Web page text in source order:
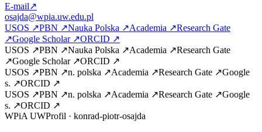
E-mail↗
osajda@wpia.uw.edu.pl
USOS ↗PBN ↗Nauka Polska ↗Academia ↗Research Gate
↗Google Scholar↗ORCID ↗
USOS ↗PBN ↗Nauka Polska ↗Academia ↗Research Gate
↗Google Scholar↗ORCID ↗
USOS ↗PBN ↗n. polska ↗Academia ↗Research Gate ↗Google
s. ↗ORCID ↗
USOS ↗PBN ↗n. polska ↗Academia ↗Research Gate ↗Google
s. ↗ORCID ↗
WPiA UWProfil · konrad-piotr-osajda